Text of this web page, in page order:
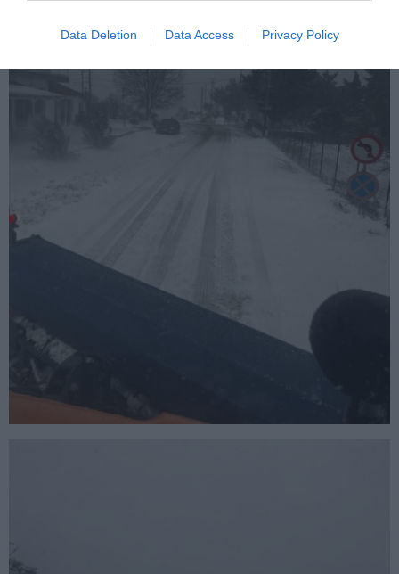
Data Deletion Data Access Privacy Policy